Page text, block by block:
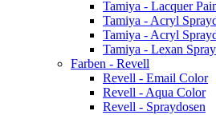
Tamiya - Lacquer
Tamiya - Acryl
Tamiya - Acryl
Tamiya - Lexan
Farben - Revell
Revell - Email Color
Revell - Aqua Color
Revell - Spraydosen